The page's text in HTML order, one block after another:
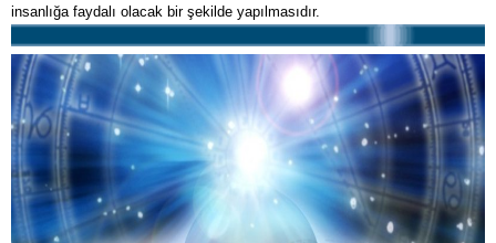
insanlığa faydalı olacak bir şekilde yapılmasıdır.